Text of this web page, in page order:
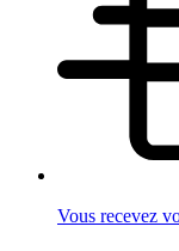
Vous recevez